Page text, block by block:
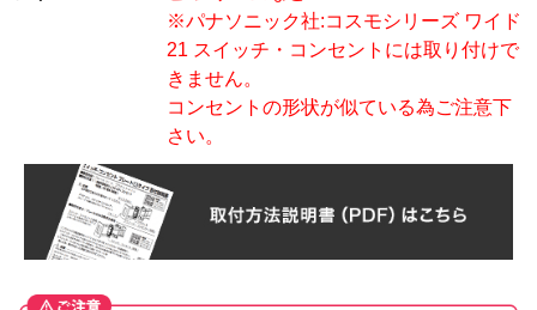
※パナソニック社:コスモシリーズ ワイド
21 スイッチ・コンセントには取り付けで
きません。
コンセントの形状が似ている為ご注意下
さい。